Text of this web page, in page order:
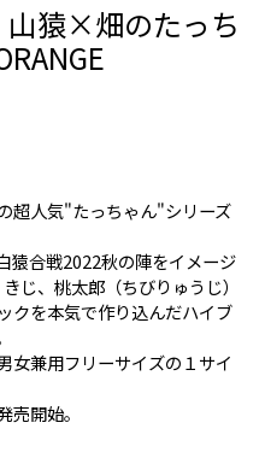
山猿×畑のたっち
超人気"たっちゃん"シリーズ
猿合戦2022秋の陣をイメージ
じ、桃太郎（ちびりゅうじ）
クを本気で作り込んだハイブ
女兼用フリーサイズの１サイ
開始。